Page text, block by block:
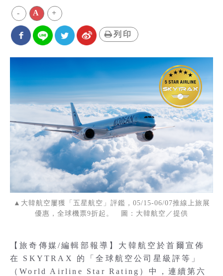
- A +
列印
▲大韓航空屢獲「五星航空」評鑑，05/15-06/07推線上旅展
優惠，全球機票9折起。 圖：大韓航空／提供
【旅奇傳媒/編輯部報導】大韓航空於首爾宣佈
在 SKYTRAX 的「全球航空公司星級評等」
（World Airline Star Rating）中，連續第六